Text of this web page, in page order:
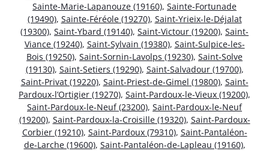
Sainte-Marie-Lapanouze (19160), Sainte-Fortunade
(19490), Sainte-Féréole (19270), Saint-Yrieix-le-Déjalat
(19300), Saint-Ybard (19140), Saint-Victour (19200), Saint-
Viance (19240), Saint-Sylvain (19380), Saint-Sulpice-les-
Bois (19250), Saint-Sornin-Lavolps (19230), Saint-Solve
(19130), Saint-Setiers (19290), Saint-Salvadour (19700),
Saint-Privat (19220), Saint-Priest-de-Gimel (19800), Saint-
Pardoux-l’Ortigier (19270), Saint-Pardoux-le-Vieux (19200),
Saint-Pardoux-le-Neuf (23200), Saint-Pardoux-le-Neuf
(19200), Saint-Pardoux-la-Croisille (19320), Saint-Pardoux-
Corbier (19210), Saint-Pardoux (79310), Saint-Pantaléon-
de-Larche (19600), Saint-Pantaléon-de-Lapleau (19160),